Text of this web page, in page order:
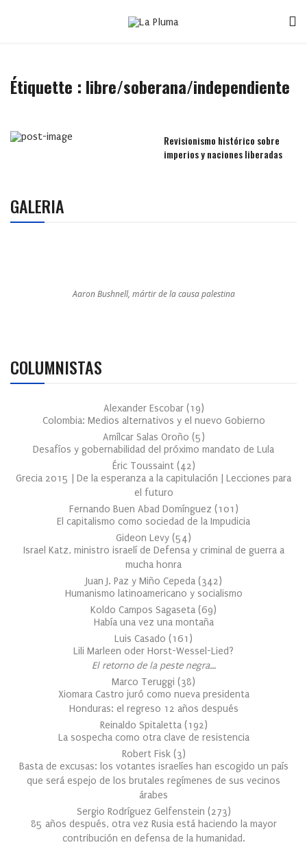
Étiquette : libre/soberana/independiente
Revisionismo histórico sobre
imperios y naciones liberadas
GALERIA
Aaron Bushnell, mártir de la causa palestina
COLUMNISTAS
Alexander Escobar (19)
Colombia: Medios alternativos y el nuevo Gobierno
Amílcar Salas Oroño (5)
Desafíos y gobernabilidad del próximo mandato de Lula
Éric Toussaint (42)
Grecia 2015 | De la esperanza a la capitulación | Lecciones para
el futuro
Fernando Buen Abad Domínguez (101 )
El capitalismo como sociedad de la Impudicia
Gideon Levy (54)
Israel Katz, ministro israelí de Defensa y criminal de guerra a
mucha honra
Juan J. Paz y Miño Cepeda (342)
Humanismo latinoamericano y socialismo
Koldo Campos Sagaseta (69)
Había una vez una montaña
Luis Casado (161 )
Lili Marleen oder Horst-Wessel-Lied?
El retorno de la peste negra…
Marco Teruggi (38)
Xiomara Castro juró como nueva presidenta
Honduras: el regreso 12 años después
Reinaldo Spitaletta (192)
La sospecha como otra clave de resistencia
Robert Fisk (3)
Basta de excusas: los votantes israelíes han escogido un país
que será espejo de los brutales regímenes de sus vecinos
árabes
Sergio Rodríguez Gelfenstein (273)
85 años después, otra vez Rusia está haciendo la mayor
contribución en defensa de la humanidad.